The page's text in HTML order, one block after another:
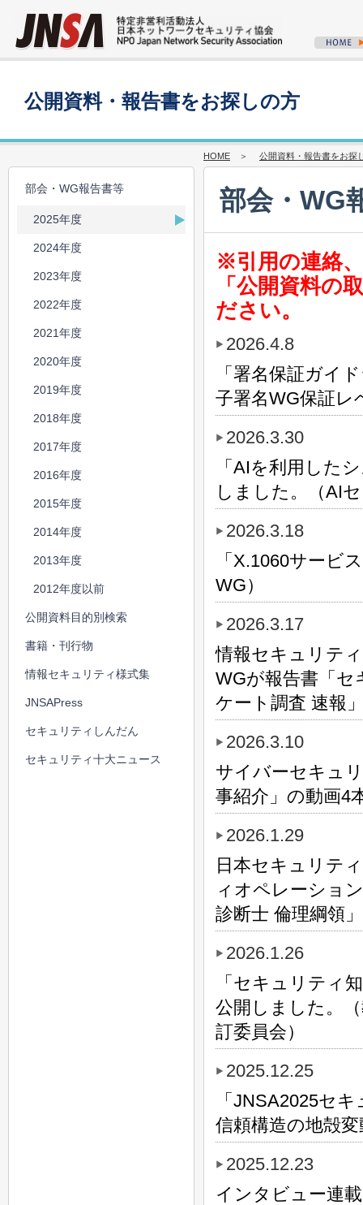
公開資料・報告書をお探しの方
HOME ＞ 公開資料・報告書をお探
部会・WG
※引用の連絡
「公開資料の
ださい。
2026.4.8
「署名保証ガイ
子署名WG保証
2026.3.30
「AIを利用した
しました。（AI
2026.3.18
「X.1060サービ
WG）
2026.3.17
情報セキュリテ
WGが報告書「
ケート調査 速報
2026.3.10
サイバーセキュ
事紹介」の動画4
2026.1.29
日本セキュリテ
ィオペレーショ
診断士 倫理綱領
2026.1.26
「セキュリティ
公開しました。
訂委員会）
2025.12.25
「JNSA2025セ
信頼構造の地殻
2025.12.23
インタビュー連
部会・WG報告書等
2025年度
2024年度
2023年度
2022年度
2021年度
2020年度
2019年度
2018年度
2017年度
2016年度
2015年度
2014年度
2013年度
2012年度以前
公開資料目的別検索
書籍・刊行物
情報セキュリティ様式集
JNSAPress
セキュリティしんだん
セキュリティ十大ニュース